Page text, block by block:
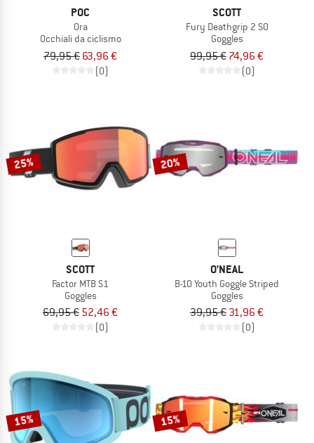
POC
Ora
Occhiali da ciclismo
79,95 € 63,96 €
(0)
SCOTT
Fury Deathgrip 2 S0
Goggles
99,95 € 74,96 €
(0)
25%
SCOTT
Factor MTB S1
Goggles
69,95 € 52,46 €
(0)
20%
O'NEAL
B-10 Youth Goggle Striped
Goggles
39,95 € 31,96 €
(0)
15% 15%